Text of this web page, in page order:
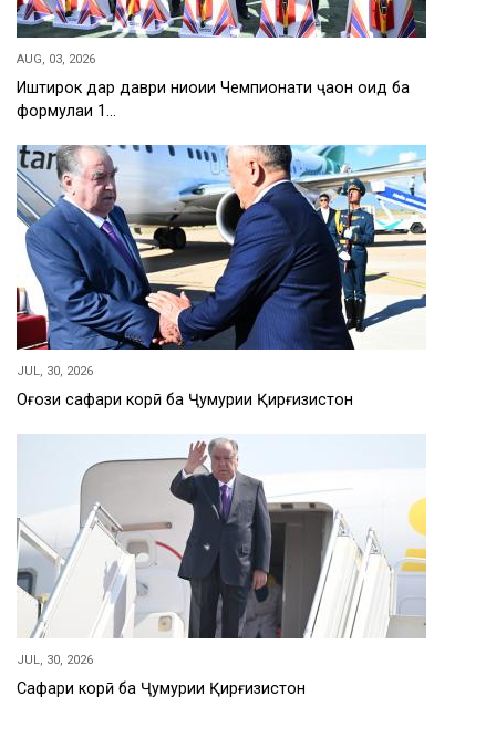
AUG, 03, 2026
Иштирок дар даври ниҳоии Чемпионати ҷаҳон оид ба
формулаи 1…
JUL, 30, 2026
Оғози сафари корӣ ба Ҷумҳурии Қирғизистон
JUL, 30, 2026
Сафари корӣ ба Ҷумҳурии Қирғизистон